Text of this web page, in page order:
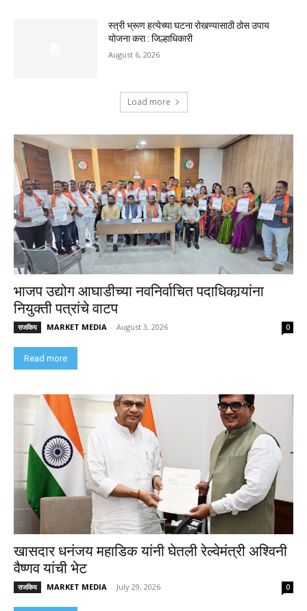
स्त्री भ्रूण हत्येच्या घटना रोखण्यासाठी ठोस उपाय
योजना करा : जिल्हाधिकारी
August 6, 2026
Load more
भाजप उद्योग आघाडीच्या नवनिर्वाचित पदाधिकार्‍यांना
नियुक्ती पत्रांचे वाटप
राजकिय MARKET MEDIA - August 3, 2026 0
Read more
खासदार धनंजय महाडिक यांनी घेतली रेल्वेमंत्री अश्विनी
वैष्णव यांची भेट
राजकिय MARKET MEDIA - July 29, 2026 0